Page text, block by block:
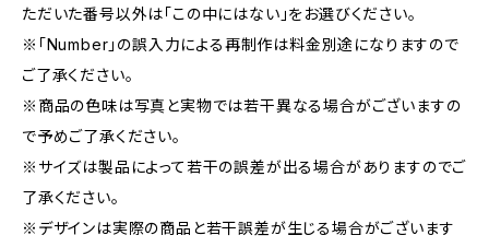
ただいた番号以外は「この中にはない」をお選びください。
※「Number」の誤入力による再制作は料金別途になりますので
ご了承ください。
※商品の色味は写真と実物では若干異なる場合がございますの
で予めご了承ください。
※サイズは製品によって若干の誤差が出る場合がありますのでご
了承ください。
※デザインは実際の商品と若干誤差が生じる場合がございます